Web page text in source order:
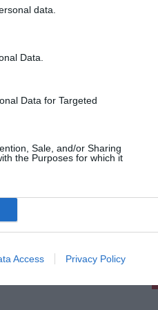
data.
Data.
Data for Targeted
Sale, and/or Sharing
the Purposes for which it
Access Privacy Policy
di Piombino
subita
9 luglio nel
fa acquisti con
di Livorno un
e indebito
L'indagine è